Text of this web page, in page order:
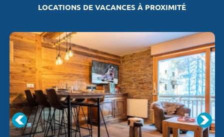
LOCATIONS DE VACANCES À PROXIMITÉ